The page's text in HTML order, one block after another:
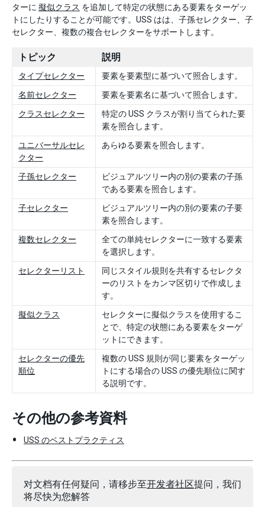
ターに 擬似クラス を追加して特定の状態にある要素をターゲッ
トにしたりすることが可能です。USS はは、子孫セレクター、子
セレクター、複数の複合セレクターをサポートします。
トピック 説明
タイプセレクター
要素を要素型に基づいて照合します。
名前セレクター
要素を要素名に基づいて照合します。
クラスセレクター
特定の USS クラスが割り当てられた要
素を照合します。
ユニバーサルセレ
クター
あらゆる要素を照合します。
子孫セレクター
ビジュアルツリー内の別の要素の子孫
である要素を照合します。
子セレクター
ビジュアルツリー内の別の要素の子要
素を照合します。
複数セレクター
全ての単純セレクターに一致する要素
を選択します。
セレクターリスト
同じスタイル規則を共有するセレクタ
ーのリストをカンマ区切りで作成しま
す。
擬似クラス
セレクターに擬似クラスを使用するこ
とで、特定の状態にある要素をターゲ
ットにできます。
セレクターの優先
順位
複数の USS 規則が同じ要素をターゲッ
トにする場合の USS の優先順位に関す
る説明です。
その他の参考資料
USS のベストプラクティス
对文档有任何疑问，请移步至开发者社区提问，我们
将尽快为您解答